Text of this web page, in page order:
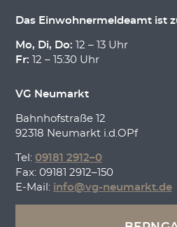
Das Einwohnermeldeamt ist
Mo, Di, Do: 12 – 13 Uhr
Fr: 12 – 15:30 Uhr
VG Neumarkt
Bahnhofstraße 12
92318 Neumarkt i.d.OPf
Tel: 09181 2912–0
Fax: 09181 2912–150
E-Mail: info@vg-neumarkt.de